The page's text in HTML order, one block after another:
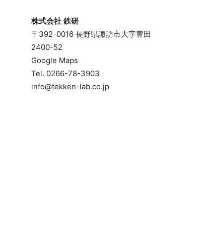
株式会社 鉄研
〒392-0016 長野県諏訪市大字豊田
2400-52
Google Maps
Tel. 0266-78-3903
info@tekken-lab.co.jp